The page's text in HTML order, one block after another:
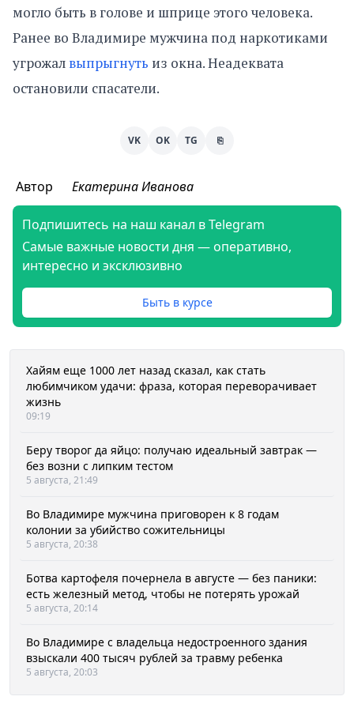
могло быть в голове и шприце этого человека.
Ранее во Владимире мужчина под наркотиками
угрожал выпрыгнуть из окна. Неадеквата
остановили спасатели.
VK OK TG ⎘
Автор Екатерина Иванова
Подпишитесь на наш канал в Telegram
Самые важные новости дня — оперативно,
интересно и эксклюзивно
Быть в курсе
Хайям еще 1000 лет назад сказал, как стать
любимчиком удачи: фраза, которая переворачивает
жизнь
09:19
Беру творог да яйцо: получаю идеальный завтрак —
без возни с липким тестом
5 августа, 21:49
Во Владимире мужчина приговорен к 8 годам
колонии за убийство сожительницы
5 августа, 20:38
Ботва картофеля почернела в августе — без паники:
есть железный метод, чтобы не потерять урожай
5 августа, 20:14
Во Владимире с владельца недостроенного здания
взыскали 400 тысяч рублей за травму ребенка
5 августа, 20:03